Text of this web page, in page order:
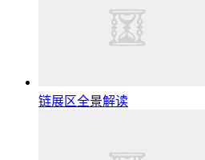
链展区全景解读